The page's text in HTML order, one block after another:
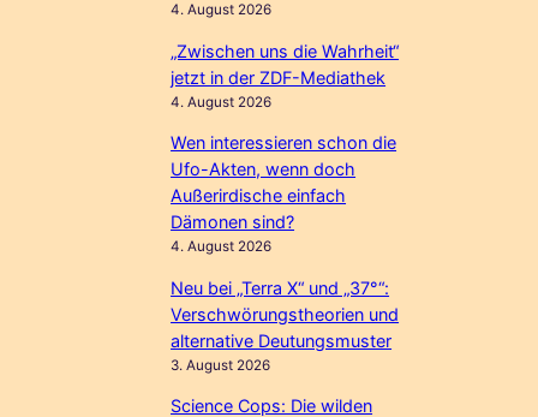
4. August 2026
„Zwischen uns die Wahrheit“
jetzt in der ZDF-Mediathek
4. August 2026
Wen interessieren schon die
Ufo-Akten, wenn doch
Außerirdische einfach
Dämonen sind?
4. August 2026
Neu bei „Terra X“ und „37°“:
Verschwörungstheorien und
alternative Deutungsmuster
3. August 2026
Science Cops: Die wilden